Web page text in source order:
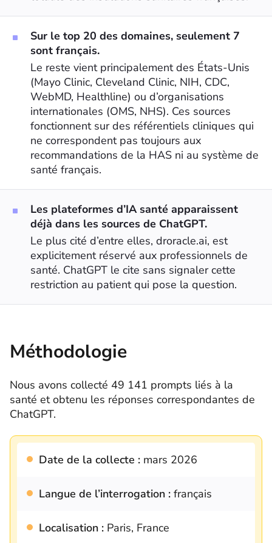
Sur le top 20 des domaines, seulement 7
sont français.
Le reste vient principalement des États-Unis
(Mayo Clinic, Cleveland Clinic, NIH, CDC,
WebMD, Healthline) ou d’organisations
internationales (OMS, NHS). Ces sources
fonctionnent sur des référentiels cliniques qui
ne correspondent pas toujours aux
recommandations de la HAS ni au système de
santé français.
Les plateformes d’IA santé apparaissent
déjà dans les sources de ChatGPT.
Le plus cité d’entre elles, droracle.ai, est
explicitement réservé aux professionnels de
santé. ChatGPT le cite sans signaler cette
restriction au patient qui pose la question.
Méthodologie
Nous avons collecté 49 141 prompts liés à la
santé et obtenu les réponses correspondantes de
ChatGPT.
Date de la collecte : mars 2026
Langue de l’interrogation : français
Localisation : Paris, France